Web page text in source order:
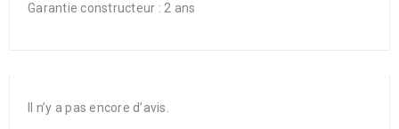
Garantie constructeur : 2 ans
Il n’y a pas encore d’avis.